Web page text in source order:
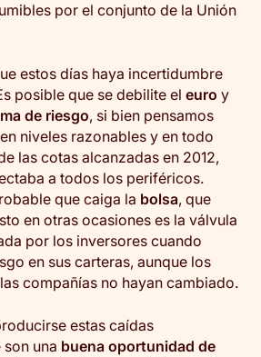
por el conjunto de la Unión
estos días haya incertidumbre
posible que se debilite el euro y
de riesgo, si bien pensamos
niveles razonables y en todo
las cotas alcanzadas en 2012,
a todos los periféricos.
que caiga la bolsa, que
en otras ocasiones es la válvula
por los inversores cuando
en sus carteras, aunque los
compañías no hayan cambiado.
estas caídas
una buena oportunidad de